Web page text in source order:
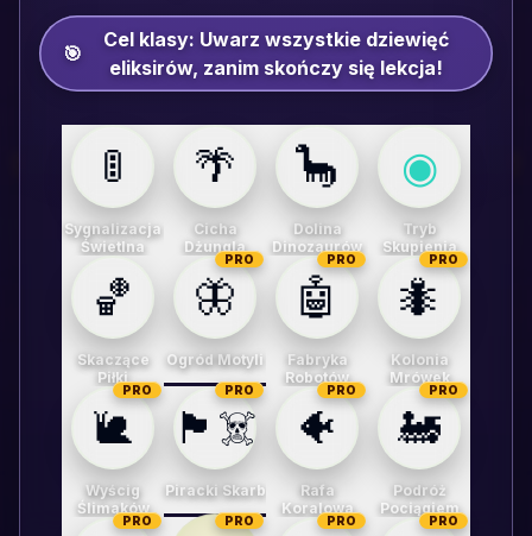
🎯
Cel klasy: Uwarz wszystkie dziewięć
eliksirów, zanim skończy się lekcja!
🚦
Sygnalizacja
Świetlna
🌴
Cicha
Dżungla
🦕
Dolina
Dinozaurów
◉
Tryb
Skupienia
🏀
Skaczące
Piłki
🦋
PRO
Ogród Motyli
🤖
PRO
Fabryka
Robotów
🐜
PRO
Kolonia
Mrówek
🐌
PRO
Wyścig
Ślimaków
🏴‍☠️
PRO
Piracki Skarb
🐠
PRO
Rafa
Koralowa
🚂
PRO
Podróż
Pociągiem
PRO PRO PRO PRO